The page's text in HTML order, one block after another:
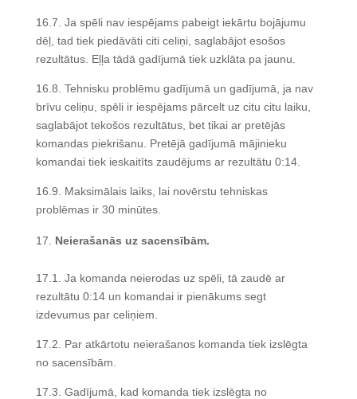
16.7. Ja spēli nav iespējams pabeigt iekārtu bojājumu
dēļ, tad tiek piedāvāti citi celiņi, saglabājot esošos
rezultātus. Eļļa tādā gadījumā tiek uzklāta pa jaunu.
16.8. Tehnisku problēmu gadījumā un gadījumā, ja nav
brīvu celiņu, spēli ir iespējams pārcelt uz citu citu laiku,
saglabājot tekošos rezultātus, bet tikai ar pretējās
komandas piekrišanu. Pretējā gadījumā mājinieku
komandai tiek ieskaitīts zaudējums ar rezultātu 0:14.
16.9. Maksimālais laiks, lai novērstu tehniskas
problēmas ir 30 minūtes.
Neierašanās uz sacensībām.
17.1. Ja komanda neierodas uz spēli, tā zaudē ar
rezultātu 0:14 un komandai ir pienākums segt
izdevumus par celiņiem.
17.2. Par atkārtotu neierašanos komanda tiek izslēgta
no sacensībām.
17.3. Gadījumā, kad komanda tiek izslēgta no